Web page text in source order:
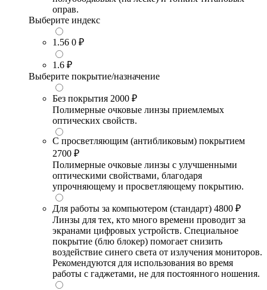
оправ.
Выберите индекс
1.56 0 ₽
1.6 ₽
Выберите покрытие/назначение
Без покрытия 2000 ₽
Полимерные очковые линзы приемлемых
оптических свойств.
С просветляющим (антибликовым) покрытием
2700 ₽
Полимерные очковые линзы с улучшенными
оптическими свойствами, благодаря
упрочняющему и просветляющему покрытию.
Для работы за компьютером (стандарт) 4800 ₽
Линзы для тех, кто много времени проводит за
экранами цифровых устройств. Специальное
покрытие (блю блокер) помогает снизить
воздействие синего света от излучения мониторов.
Рекомендуются для использования во время
работы с гаджетами, не для постоянного ношения.